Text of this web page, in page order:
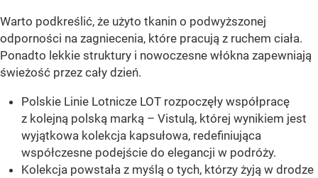
Warto podkreślić, że użyto tkanin o podwyższonej
odporności na zagniecenia, które pracują z ruchem ciała.
Ponadto lekkie struktury i nowoczesne włókna zapewniają
świeżość przez cały dzień.
Polskie Linie Lotnicze LOT rozpoczęły współpracę
z kolejną polską marką – Vistulą, której wynikiem jest
wyjątkowa kolekcja kapsułowa, redefiniująca
współczesne podejście do elegancji w podróży.
Kolekcja powstała z myślą o tych, którzy żyją w drodze